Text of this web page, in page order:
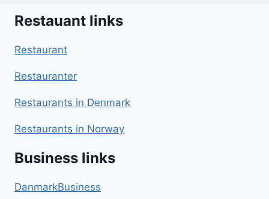
Restauant links
Restaurant
Restauranter
Restaurants in Denmark
Restaurants in Norway
Business links
DanmarkBusiness